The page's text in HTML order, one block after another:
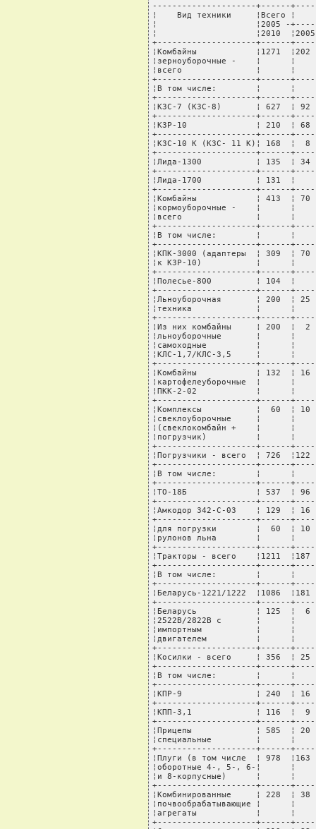
---------------------+------
¦    Вид техники     ¦Всего ¦
¦                    ¦2005 -
¦                    ¦2010  ¦2005
+--------------------+------
¦Комбайны            ¦1271  ¦202
¦зерноуборочные -    ¦
¦всего               ¦      ¦
+--------------------+------
¦В том числе:        ¦
+--------------------+------
¦КЗС-7 (КЗС-8)       ¦ 627  ¦ 92
+--------------------+------
¦КЗР-10              ¦ 210  ¦ 68
+--------------------+------
¦КЗС-10 К (КЗС- 11 К)¦ 168  ¦
+--------------------+------
¦Лида-1300           ¦ 135  ¦
+--------------------+------
¦Лида-1700           ¦ 131  ¦
+--------------------+------
¦Комбайны            ¦ 413  ¦
¦кормоуборочные -    ¦
¦всего               ¦      ¦
+--------------------+------
¦В том числе:        ¦
+--------------------+------
¦КПК-3000 (адаптеры  ¦ 309  ¦
¦к КЗР-10)           ¦      ¦
+--------------------+------
¦Полесье-800         ¦ 104  ¦
+--------------------+------
¦Льноуборочная       ¦ 200  ¦
¦техника             ¦      ¦
+--------------------+------
¦Из них комбайны     ¦ 200  ¦
¦льноуборочные       ¦
¦самоходные          ¦
¦КЛС-1,7/КЛС-3,5     ¦
+--------------------+------
¦Комбайны            ¦ 132  ¦
¦картофелеуборочные  ¦
¦ПКК-2-02            ¦      ¦
+--------------------+------
¦Комплексы           ¦  60  ¦
¦свеклоуборочные     ¦
¦(свеклокомбайн +    ¦
¦погрузчик)          ¦
+--------------------+------
¦Погрузчики - всего  ¦ 726
+--------------------+------
¦В том числе:        ¦
+--------------------+------
¦ТО-18Б              ¦ 537  ¦ 96
+--------------------+------
¦Амкодор 342-С-03    ¦ 129  ¦
+--------------------+------
¦для погрузки        ¦  60  ¦
¦рулонов льна        ¦
+--------------------+------
¦Тракторы - всего    ¦1211
+--------------------+------
¦В том числе:        ¦
+--------------------+------
¦Беларусь-1221/1222  ¦1086
+--------------------+------
¦Беларусь            ¦ 125  ¦
¦2522В/2822В с       ¦
¦импортным           ¦
¦двигателем          ¦
+--------------------+------
¦Косилки - всего     ¦ 356  ¦
+--------------------+------
¦В том числе:        ¦
+--------------------+------
¦КПР-9               ¦ 240  ¦ 16
+--------------------+------
¦КПП-3,1             ¦ 116  ¦  9
+--------------------+------
¦Прицепы             ¦ 585  ¦ 20
¦специальные         ¦
+--------------------+------
¦Плуги (в том числе  ¦ 978
¦оборотные 4-, 5-, 6-¦
¦и 8-корпусные)      ¦
+--------------------+------
¦Комбинированные     ¦ 228  ¦
¦почвообрабатывающие ¦
¦агрегаты            ¦
+--------------------+------